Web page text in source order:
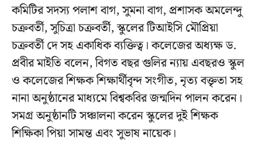
কমিটির সদস্য পলাশ বাগ, সুমনা বাগ, প্রশাসক অমলেন্দু
চক্রবর্তী, সুচিত্রা চক্রবর্তী, স্কুলের টিআইসি মৌপ্রিয়া
চক্রবর্তী দে সহ একাধিক ব্যক্তিত্ব। কলেজের অধ্যক্ষ ড.
প্রবীর মাইতি বলেন, বিগত বছর গুলির ন্যায় এবছরও স্কুল
ও কলেজের শিক্ষক শিক্ষার্থীবৃন্দ সংগীত, নৃত্য বক্তৃতা সহ
নানা অনুষ্ঠানের মাধ্যমে বিশ্বকবির জন্মদিন পালন করেন।
সমগ্র অনুষ্ঠানটি সঞ্চালনা করেন স্কুলের দুই শিক্ষক
শিক্ষিকা পিয়া সামন্ত এবং সুভাষ নায়েক।